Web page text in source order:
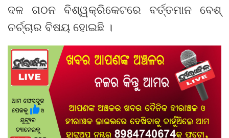
ଦଳ ଗଠନ ବିଶ୍ୱକ୍ରିକେଟରେ ବର୍ତ୍ତମାନ ବେଶ୍
ଚର୍ଚ୍ଚାର ବିଷୟ ହୋଇଛି ।